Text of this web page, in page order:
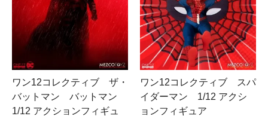
ワン12コレクティブ ザ・
バットマン バットマン
1/12 アクションフィギュ
ワン12コレクティブ スパ
イダーマン 1/12 アクシ
ョンフィギュア